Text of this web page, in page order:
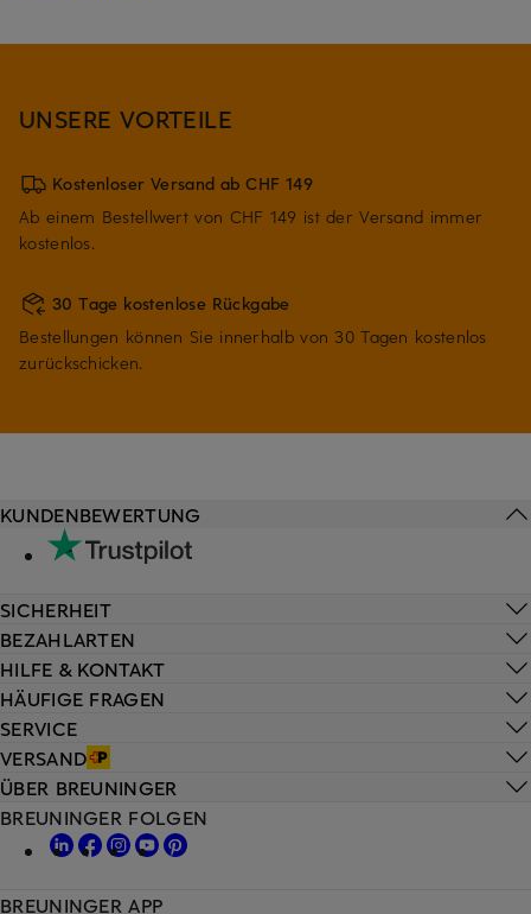
UNSERE VORTEILE
Kostenloser Versand ab CHF 149
Ab einem Bestellwert von CHF 149 ist der Versand immer
kostenlos.
30 Tage kostenlose Rückgabe
Bestellungen können Sie innerhalb von 30 Tagen kostenlos
zurückschicken.
HILFE & KONTAKT
HÄUFIGE FRAGEN
SERVICE
VERSAND
KUNDENBEWERTUNG
SICHERHEIT
BEZAHLARTEN
ÜBER BREUNINGER
BREUNINGER FOLGEN
BREUNINGER APP